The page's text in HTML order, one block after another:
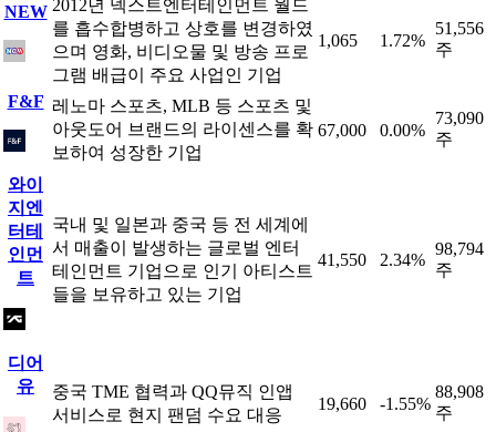
NEW 2012년 넥스트엔터테인먼트 월드
를 흡수합병하고 상호를 변경하였
으며 영화, 비디오물 및 방송 프로
그램 배급이 주요 사업인 기업
1,065 1.72%
51,556
주
F&F 레노마 스포츠, MLB 등 스포츠 및
아웃도어 브랜드의 라이센스를 확
보하여 성장한 기업
67,000 0.00%
73,090
주
와이
지엔
터테
인먼
트
국내 및 일본과 중국 등 전 세계에
서 매출이 발생하는 글로벌 엔터
테인먼트 기업으로 인기 아티스트
들을 보유하고 있는 기업
41,550 2.34%
98,794
주
디어
유
중국 TME 협력과 QQ뮤직 인앱
서비스로 현지 팬덤 수요 대응
19,660 -1.55%
88,908
주